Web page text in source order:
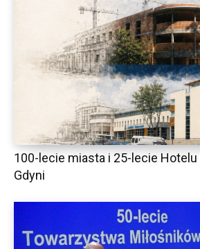
100-lecie miasta i 25-lecie
Gdyni